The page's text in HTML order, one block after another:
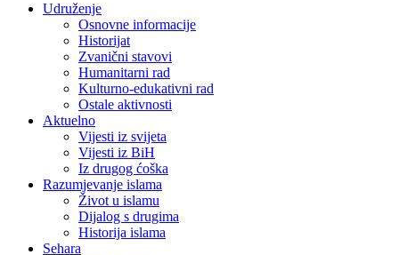
Udruženje
Osnovne informacije
Historijat
Zvanični stavovi
Humanitarni rad
Kulturno-edukativni rad
Ostale aktivnosti
Aktuelno
Vijesti iz svijeta
Vijesti iz BiH
Iz drugog ćoška
Razumjevanje islama
Život u islamu
Dijalog s drugima
Historija islama
Sehara